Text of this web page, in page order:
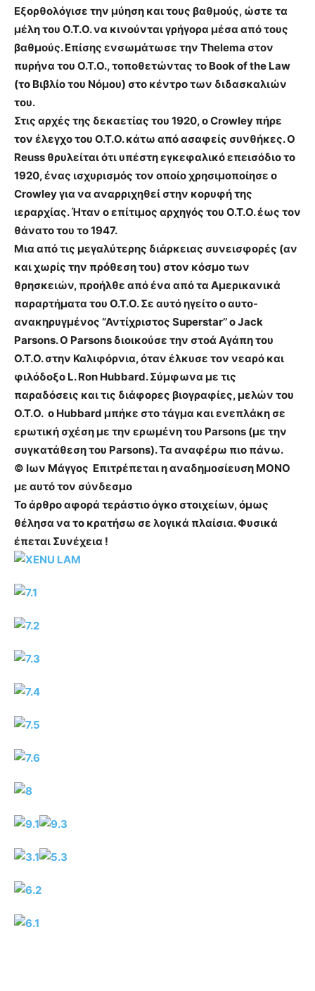
Εξορθολόγισε την μύηση και τους βαθμούς, ώστε τα
μέλη του Ο.Τ.Ο. να κινούνται γρήγορα μέσα από τους
βαθμούς. Επίσης ενσωμάτωσε την Thelema στον
πυρήνα του Ο.Τ.Ο., τοποθετώντας το Book of the Law
(το Βιβλίο του Νόμου) στο κέντρο των διδασκαλιών
του.
Στις αρχές της δεκαετίας του 1920, ο Crowley πήρε
τον έλεγχο του Ο.Τ.Ο. κάτω από ασαφείς συνθήκες. Ο
Reuss θρυλείται ότι υπέστη εγκεφαλικό επεισόδιο το
1920, ένας ισχυρισμός τον οποίο χρησιμοποίησε ο
Crowley για να αναρριχηθεί στην κορυφή της
ιεραρχίας. Ήταν ο επίτιμος αρχηγός του Ο.Τ.Ο. έως τον
θάνατο του το 1947.
Μια από τις μεγαλύτερης διάρκειας συνεισφορές (αν
και χωρίς την πρόθεση του) στον κόσμο των
θρησκειών, προήλθε από ένα από τα Αμερικανικά
παραρτήματα του Ο.Τ.Ο.Σε αυτό ηγείτο ο αυτο-
ανακηρυγμένος “Αντίχριστος Superstar’’ o Jack
Parsons.Ο Parsons διοικούσε την στοά Αγάπη του
Ο.Τ.Ο. στην Καλιφόρνια, όταν έλκυσε τον νεαρό και
φιλόδοξο L. Ron Hubbard.Σύμφωνα με τις
παραδόσεις και τις διάφορες βιογραφίες, μελών του
Ο.Τ.Ο. ο Hubbard μπήκε στο τάγμα και ενεπλάκη σε
ερωτική σχέση με την ερωμένη του Parsons (με την
συγκατάθεση του Parsons). Τα αναφέρω πιο πάνω.
© Ιων Μάγγος Επιτρέπεται η αναδημοσίευση ΜΟΝΟ
με αυτό τον σύνδεσμο
Το άρθρο αφορά τεράστιο όγκο στοιχείων, όμως
θέλησα να το κρατήσω σε λογικά πλαίσια. Φυσικά
έπεται Συνέχεια !